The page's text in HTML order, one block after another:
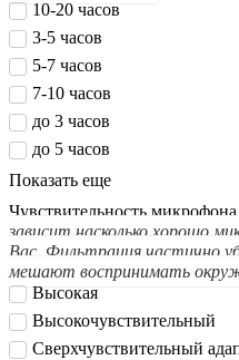
10-20 часов
3-5 часов
5-7 часов
7-10 часов
до 3 часов
до 5 часов
Показать еще
Чувствительность микрофона
зависит насколько хорошо
Вас. Фильтрация частично
мешают воспринимать
Высокая
Высокочувствительный
Сверхчувствительный